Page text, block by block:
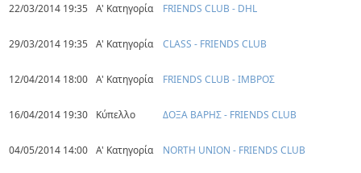
22/03/2014 19:35 Α' Κατηγορία FRIENDS CLUB - DHL
29/03/2014 19:35 Α' Κατηγορία CLASS - FRIENDS CLUB
12/04/2014 18:00 Α' Κατηγορία FRIENDS CLUB - ΙΜΒΡΟΣ
16/04/2014 19:30 Κύπελλο ΔΟΞΑ ΒΑΡΗΣ - FRIENDS CLUB
04/05/2014 14:00 Α' Κατηγορία NORTH UNION - FRIENDS CLUB